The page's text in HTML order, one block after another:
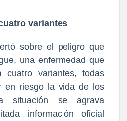
variantes
sobre el peligro que
una enfermedad que
cuatro variantes, todas
en riesgo la vida de los
situación se agrava
información oficial